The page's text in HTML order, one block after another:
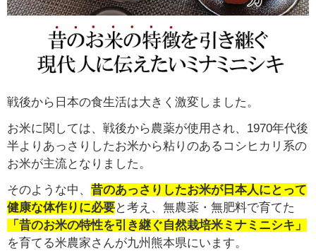
戦後から日本の食生活は大きく激変しました。
お米に関しては、戦後から農薬が使用され、1970年代後
半よりあっさりしたお米から粘りのあるコシヒカリ系の
お米が主流となりました。
そのような中、 昔のあっさりしたお米が日本人にとって
健康な体作りに必要と考え、無農薬・無肥料で育てた
「昔のお米の特性を引き継ぐ自然栽培米ミナミニシキ」
を育てる米農家さんが九州熊本県にいます。